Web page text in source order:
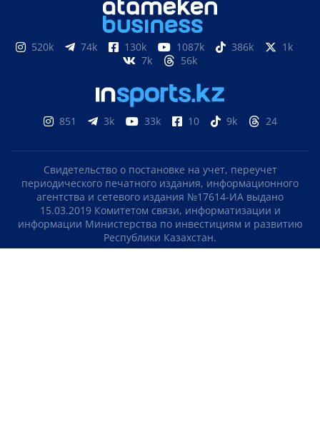
520k 74k 130k 1087k 386k
1k
7k
56k
851 3k 33k 10 9k 24
Свидетельство о постановке на учет, переучет
периодического печатного издания, информационного
агентства и сетевого издания №17614-ИА выдано
15.03.2019 Комитетом связи, информатизации и
информации Министерства по инвестициям и развитию
Республики Казахстан.